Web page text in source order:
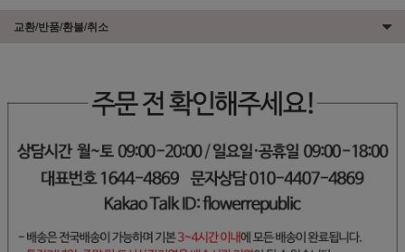
교환/반품/환불/취소